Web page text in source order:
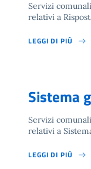
Servizi
relativi a
LEGGI DI PIÙ
Sistema
Servizi
relativi a
LEGGI DI PIÙ